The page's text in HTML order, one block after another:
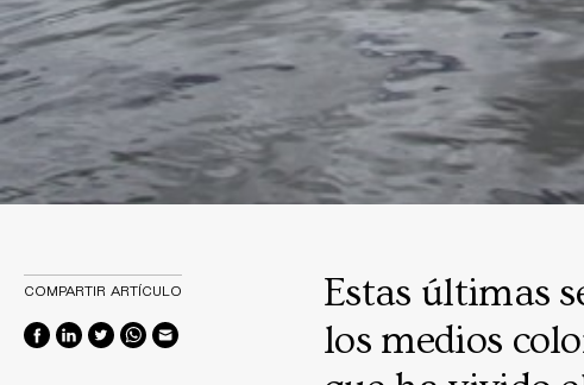
Estas últimas
los medios
COMPARTIR ARTÍCULO